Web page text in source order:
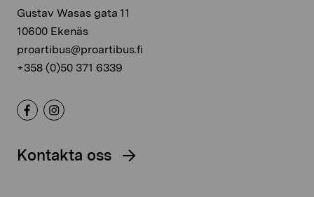
Gustav Wasas gata 11
10600 Ekenäs
proartibus@proartibus.fi
+358 (0)50 371 6339
Kontakta oss